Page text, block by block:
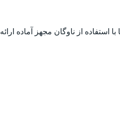
از ناوگان مجهز آماده ارائه